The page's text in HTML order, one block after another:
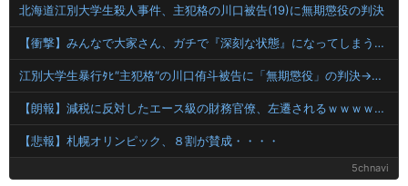
北海道江別大学生殺人事件、主犯格の川口被告(19)に無期懲役の判決
【衝撃】みんなで大家さん、ガチで『深刻な状態』になってしまう・・・・
江別大学生暴行ﾀﾋ″主犯格″の川口侑斗被告に「無期懲役」の判決→当時17歳少年に「懲役30年」の判決
【朗報】減税に反対したエース級の財務官僚、左遷されるｗｗｗｗｗｗ
【悲報】札幌オリンピック、８割が賛成・・・・
5chnavi